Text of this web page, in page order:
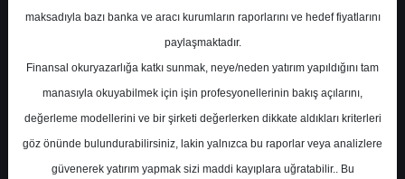
Ortalama Fiyat Tahmini 432,71 ₺
Ortalama Getiri Potansiyeli %57.06
Kurum Sayısı
18
maksadıyla bazı banka ve aracı kurumların raporlarını ve hedef fiyatlarını
paylaşmaktadır.
Finansal okuryazarlığa katkı sunmak, neye/neden yatırım yapıldığını tam
manasıyla okuyabilmek için işin profesyonellerinin bakış açılarını,
değerleme modellerini ve bir şirketi değerlerken dikkate aldıkları kriterleri
göz önünde bulundurabilirsiniz, lakin yalnızca bu raporlar veya analizlere
güvenerek yatırım yapmak sizi maddi kayıplara uğratabilir.. Bu